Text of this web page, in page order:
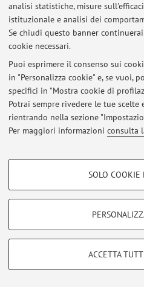
analisi statistiche, misure
istituzionale e analisi dei
Se chiudi questo banner
cookie necessari.
Puoi esprimere il consenso sui
in "Personalizza cookie" e, se vuoi,
specifici in "Mostra cookie di
Potrai sempre rivedere le tue
rientrando nella sezione
Per maggiori informazioni consulta
COOKIE DI PROFILAZIONE -
COOKIE TECNICI - NECESSARI
Si tratta di cookie tecnici utilizzati, a
SOLO COOKIE
ACCETTA
Area riservata
Accedi tramite loginper gestire tutti
© 2026 - ALMA MATER
Zamboni, 33 - 40126 Bologna
Privacy|Note legali|